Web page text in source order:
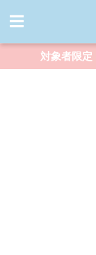
対象者限定